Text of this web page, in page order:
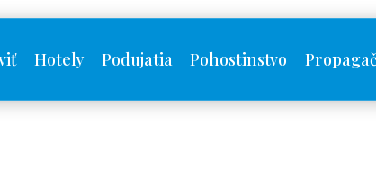
Hotely Podujatia Pohostinstvo